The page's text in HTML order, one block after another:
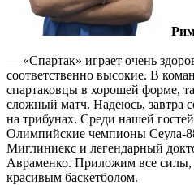
— «Спартак» играет очень
соответственно высокие. В
спартаковцы в хорошей форме,
сложный матч. Надеюсь, завтра
на трибунах. Среди нашей
Олимпийские чемпионы Сеула-
Миглиниекс и легендарный
Авраменко. Приложим все силы,
красивым баскетболом.